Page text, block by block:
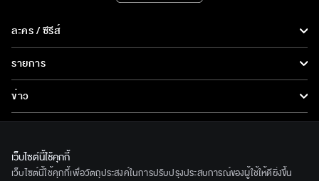
ละคร / ซีรีส์
ละคร/ซีรีส์
ซีรีส์นานาชาติ
การ์ตูน & เกม
รายการ
รายการทั้งหมด
ข่าว
ข่าวทั้งหมด
ข่าวประชาสัมพันธ์
ทีวีออนไลน์
เกี่ยวกับเรา
เว็บไซต์นี้ใช้คุกกี้
เว็บไซต์นี้ใช้คุกกี้เพื่อวัตถุประสงค์ในการปรับปรุงประสบการณ์ของผู้ใช้ให้ดียิ่งขึ้น